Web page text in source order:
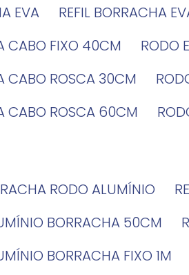
EVA
REFIL BORRACHA
CABO FIXO 40CM
CABO ROSCA 30CM
CABO ROSCA 60CM
RODO ALUMÍNIO
BORRACHA 50CM
BORRACHA FIXO 1M